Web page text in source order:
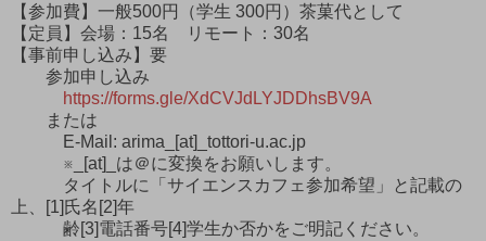
【参加費】一般500円（学生 300円）茶菓代として
【定員】会場：15名 リモート：30名
【事前申し込み】要
参加申し込み
https://forms.gle/XdCVJdLYJDDhsBV9A
または
E-Mail: arima_[at]_tottori-u.ac.jp
※_[at]_は＠に変換をお願いします。
タイトルに「サイエンスカフェ参加希望」と記載の
上、[1]氏名[2]年
齢[3]電話番号[4]学生か否かをご明記ください。